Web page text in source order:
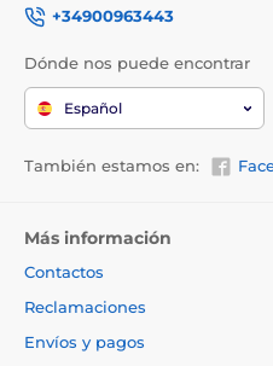
Peso y
El transmisor
profundidad y pesa 132 g.
ancho, 6,6 cm de alto, 3,1
Las especificaciones
carácter ilustrativo.
+34900963443
Dónde nos puede encontrar
Español
También estamos en:
Más información
Contactos
Reclamaciones
Envíos y pagos